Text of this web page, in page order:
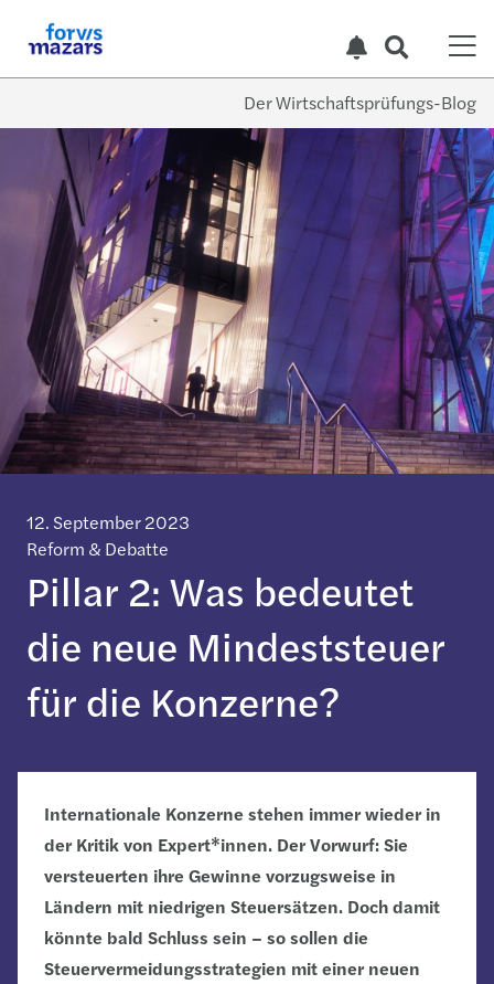
Der Wirtschaftsprüfungs-Blog
Pillar 2: Was bedeutet
die neue Mindeststeuer
für die Konzerne?
Reform & Debatte
12. September 2023
Internationale Konzerne stehen immer wieder in
der Kritik von Expert*innen. Der Vorwurf: Sie
versteuerten ihre Gewinne vorzugsweise in
Ländern mit niedrigen Steuersätzen. Doch damit
könnte bald Schluss sein – so sollen die
Steuervermeidungsstrategien mit einer neuen